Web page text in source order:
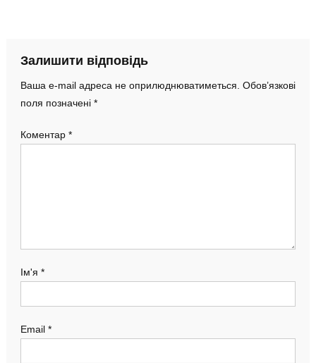
Залишити відповідь
Ваша e-mail адреса не оприлюднюватиметься. Обов’язкові
поля позначені *
Коментар *
Ім'я *
Email *